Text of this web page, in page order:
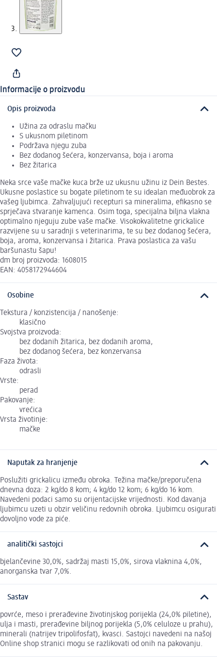
Informacije o proizvodu
Opis proizvoda
Užina za odraslu mačku
S ukusnom piletinom
Podržava njegu zuba
Bez dodanog šećera, konzervansa, boja i aroma
Bez žitarica
Neka srce vaše mačke kuca brže uz ukusnu užinu iz Dein Bestes.
Ukusne poslastice su bogate piletinom te su idealan međuobrok za
vašeg ljubimca. Zahvaljujući recepturi sa mineralima, efikasno se
sprječava stvaranje kamenca. Osim toga, specijalna biljna vlakna
optimalno njeguju zube vaše mačke. Visokokvalitetne grickalice
razvijene su u saradnji s veterinarima, te su bez dodanog šećera,
boja, aroma, konzervansa i žitarica. Prava poslastica za vašu
baršunastu šapu!
dm broj proizvoda: 1608015
EAN: 4058172944604
Osobine
Tekstura / konzistencija / nanošenje:
klasično
Svojstva proizvoda:
bez dodanih žitarica, bez dodanih aroma,
bez dodanog šećera, bez konzervansa
Faza života:
odrasli
Vrste:
perad
Pakovanje:
vrećica
Vrsta životinje:
mačke
Naputak za hranjenje
Poslužiti grickalicu između obroka. Težina mačke/preporučena
dnevna doza: 2 kg/do 8 kom; 4 kg/do 12 kom; 6 kg/do 16 kom.
Navedeni podaci samo su orijentacijske vrijednosti. Kod davanja
ljubimcu uzeti u obzir veličinu redovnih obroka. Ljubimcu osigurati
dovoljno vode za piće.
analitički sastojci
bjelančevine 30,0%, sadržaj masti 15,0%, sirova vlaknina 4,0%,
anorganska tvar 7,0%.
Sastav
povrće, meso i prerađevine životinjskog porijekla (24,0% piletine),
ulja i masti, prerađevine biljnog porijekla (5,0% celuloze u prahu),
minerali (natrijev tripolifosfat), kvasci. Sastojci navedeni na našoj
Online shop stranici mogu se razlikovati od onih na pakovanju.